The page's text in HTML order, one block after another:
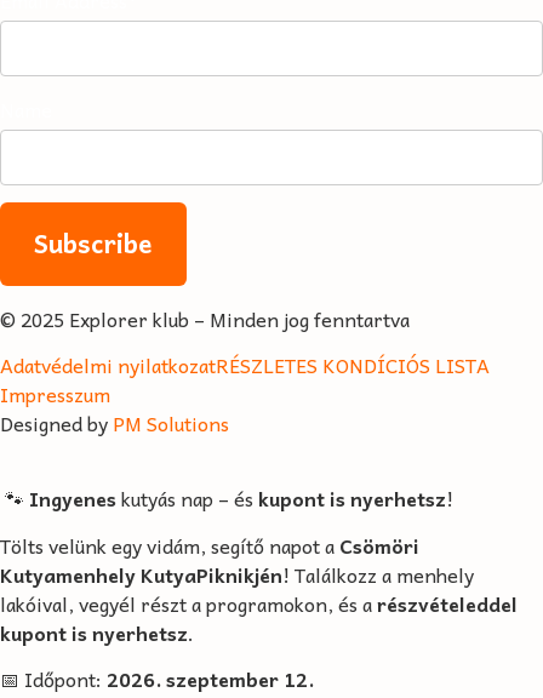
© 2025 Explorer klub – Minden jog fenntartva
Adatvédelmi nyilatkozatRÉSZLETES KONDÍCIÓS LISTA
Impresszum
Designed byPM Solutions
🐾 Ingyeneskutyás nap – és kupont is nyerhetsz!
Tölts velünk egy vidám, segítő napot aCsömöri
Kutyamenhely KutyaPiknikjén! Találkozz a menhely
lakóival, vegyél részt a programokon, és arészvételeddel
kupont is nyerhetsz.
📅 Időpont: 2026. szeptember 12.